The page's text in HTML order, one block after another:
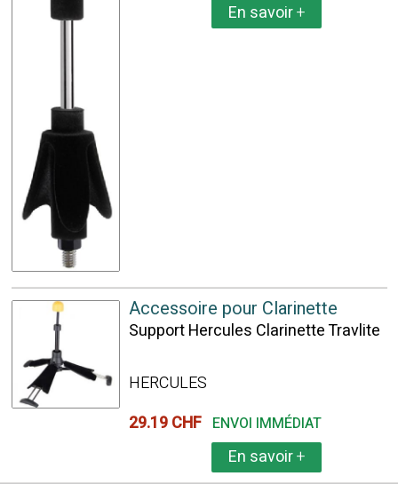
En savoir+
Accessoire pour Clarinette
Support Hercules Clarinette Travlite
HERCULES
29.19 CHF ENVOI IMMÉDIAT
En savoir+